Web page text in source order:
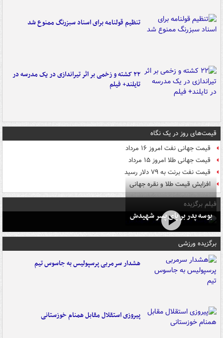
تنظیم قولنامه برای اسناد سبزرنگ ممنوع شد
۲۲ کشته و زخمی بر اثر تیراندازی در یک مدرسه در
تایلند+ فیلم
قیمت‌های روز در یک نگاه
قیمت جهانی نفت امروز ۱۶ مرداد
قیمت جهانی طلا امروز ۱۵ مرداد
قیمت نفت برنت به ۷۹ دلار رسید
افزایش قیمت طلا و نقره جهانی
فیلم برگزیده
بوسه‌ پدر بر پای پسر شهیدش
برگزیده ورزشی
هشدار سرمربی پرسپولیس به جاسوس تیم
پیروزی استقلال مقابل همنام خوزستانی